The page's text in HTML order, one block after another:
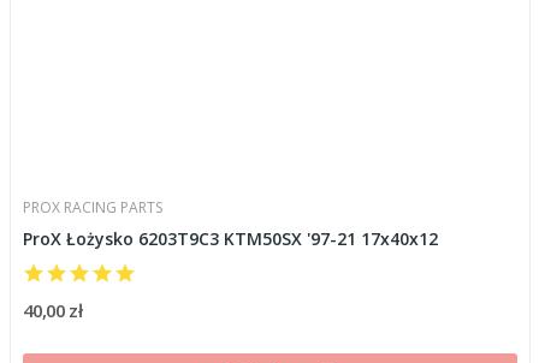
PROX RACING PARTS
ProX Łożysko 6203T9C3 KTM50SX '97-21 17x40x12
40,00 zł